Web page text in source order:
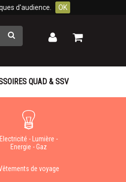
d'audience. OK
Rechercher Mon
Mon
Electricité - Lumière -
Energie - Gaz
de voyage
QUAD & SSV